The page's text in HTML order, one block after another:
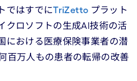
ではすでにTriZetto プラット
クロソフトの生成AI技術の活
における医療保険事業者の潜
百万人もの患者の転帰の改善